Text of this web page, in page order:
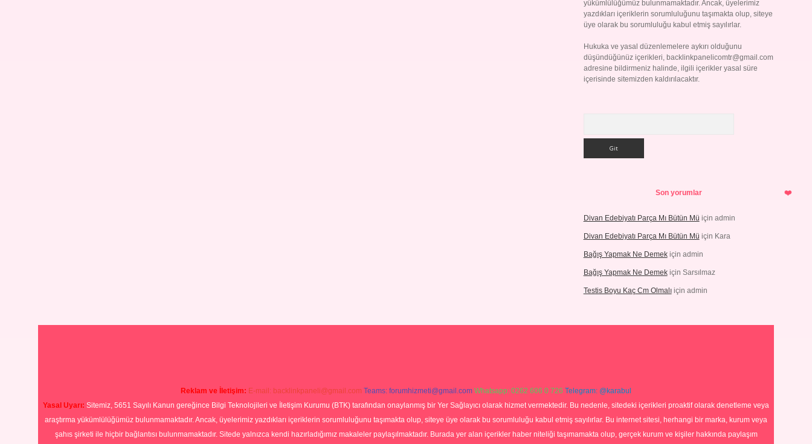
yükümlülüğümüz bulunmamaktadır. Ancak, üyelerimiz
yazdıkları içeriklerin sorumluluğunu taşımakta olup, siteye
üye olarak bu sorumluluğu kabul etmiş sayılırlar.
Hukuka ve yasal düzenlemelere aykırı olduğunu
düşündüğünüz içerikleri, backlinkpanelicomtr@gmail.com
adresine bildirmeniz halinde, ilgili içerikler yasal süre
içerisinde sitemizden kaldırılacaktır.
Son yorumlar
Divan Edebiyatı Parça Mı Bütün Mü için admin
Divan Edebiyatı Parça Mı Bütün Mü için Kara
Bağış Yapmak Ne Demekiçin admin
Bağış Yapmak Ne Demekiçin Sarsılmaz
Testis Boyu Kaç Cm Olmalıiçin admin
Reklam ve İletişim: E-mail: backlinkpaneli@gmail.com Teams: forumhizmeti@gmail.com Whatsapp: 0262 606 0 726 Telegram: @karabul
Yasal Uyarı: Sitemiz, 5651 Sayılı Kanun gereğince Bilgi Teknolojileri ve İletişim Kurumu (BTK) tarafından onaylanmış bir Yer Sağlayıcı olarak hizmet vermektedir. Bu nedenle, sitedeki içerikleri proaktif olarak denetleme veya
araştırma yükümlülüğümüz bulunmamaktadır. Ancak, üyelerimiz yazdıkları içeriklerin sorumluluğunu taşımakta olup, siteye üye olarak bu sorumluluğu kabul etmiş sayılırlar. Bu internet sitesi, herhangi bir marka, kurum veya
şahıs şirketi ile hiçbir bağlantısı bulunmamaktadır. Sitede yalnızca kendi hazırladığımız makaleler paylaşılmaktadır. Burada yer alan içerikler haber niteliği taşımamakta olup, gerçek kurum ve kişiler hakkında paylaşım